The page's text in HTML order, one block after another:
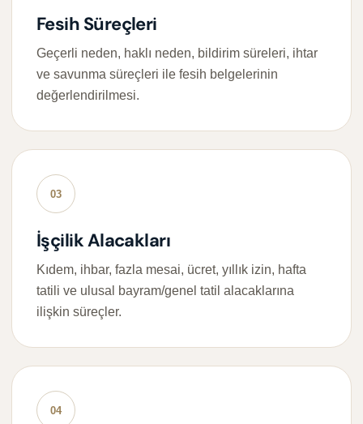
Fesih Süreçleri
Geçerli neden, haklı neden, bildirim süreleri, ihtar
ve savunma süreçleri ile fesih belgelerinin
değerlendirilmesi.
03
İşçilik Alacakları
Kıdem, ihbar, fazla mesai, ücret, yıllık izin, hafta
tatili ve ulusal bayram/genel tatil alacaklarına
ilişkin süreçler.
04